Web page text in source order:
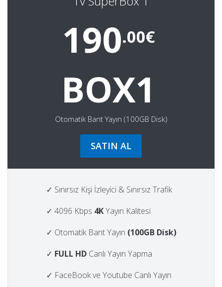
190.00€
BOX1
Otomatik Bant Yayın (100GB Disk)
SATIN AL
✓ Sınırsız Kişi İzleyici & Sınırsız Trafik
✓ 4096 Kbps 4KYayın Kalitesi
✓ Otomatik Bant Yayın (100GB Disk)
✓ FULL HD Canlı Yayın Yapma
✓ FaceBook ve Youtube Canlı Yayın